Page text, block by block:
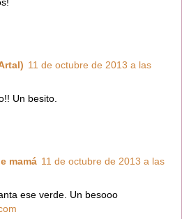
11 de octubre de 2013 a las
Un besito.
mamá 11 de octubre de 2013 a las
ese verde. Un besooo